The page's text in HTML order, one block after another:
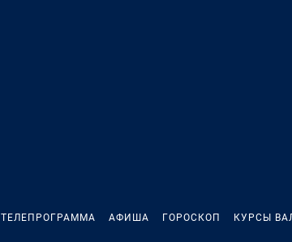
ТЕЛЕПРОГРАММА АФИША ГОРОСКОП КУРСЫ